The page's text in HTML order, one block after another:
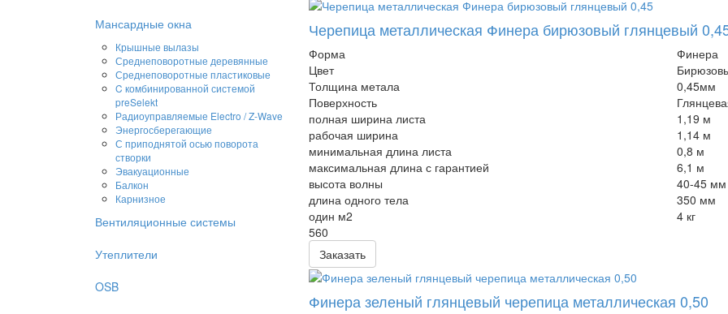
Мансардные окна
Крышные вылазы
Среднеповоротные деревянные
Среднеповоротные пластиковые
C комбинированной системой
preSelekt
Радиоуправляемые Electro / Z-Wave
Энергосберегающие
С приподнятой осью поворота
створки
Эвакуационные
Балкон
Карнизное
Вентиляционные системы
Утеплители
OSB
Черепица металлическая Финера бирюзовый глянцевый
Форма
Финера
Цвет
Толщина метала
0,45мм
Поверхность
полная ширина листа
1,19 м
рабочая ширина
1,14 м
минимальная длина листа
0,8 м
максимальная длина с гарантией
6,1 м
высота волны
40-45 мм
длина одного тела
350 мм
один м2
4 кг
560
Заказать
Финера зеленый глянцевый черепица металлическая 0,50